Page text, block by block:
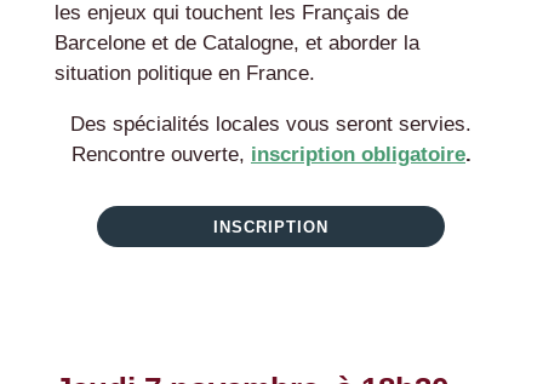
les enjeux qui touchent les Français de
Barcelone et de Catalogne, et aborder la
situation politique en France.
Des spécialités locales vous seront servies.
Rencontre ouverte, inscription obligatoire.
INSCRIPTION